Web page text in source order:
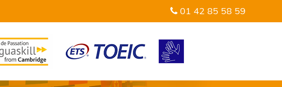
01 42 85 58 59